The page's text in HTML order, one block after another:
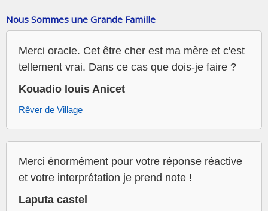
Nous Sommes une Grande Famille
Merci oracle. Cet être cher est ma mère et c'est
tellement vrai. Dans ce cas que dois-je faire ?
Kouadio louis Anicet
Rêver de Village
Merci énormément pour votre réponse réactive
et votre interprétation je prend note !
Laputa castel